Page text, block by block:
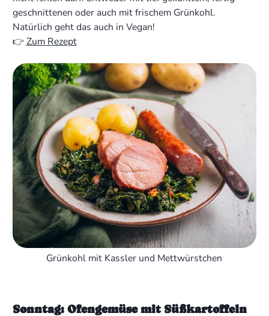
geschnittenen oder auch mit frischem Grünkohl.
Natürlich geht das auch in Vegan!
👉Zum Rezept
Grünkohl mit Kassler und Mettwürstchen
Sonntag: Ofengemüse mit Süßkartoffeln